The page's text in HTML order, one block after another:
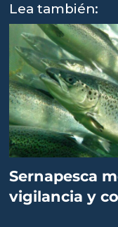
Lea también:
Sernapesca
vigilancia y